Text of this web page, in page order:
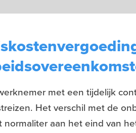
met een tijdelijk
Het verschil met de
normaliter aan het eind van